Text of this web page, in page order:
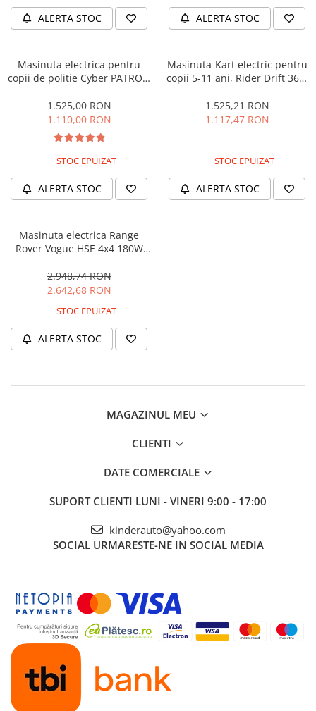
ALERTA STOC ALERTA STOC
Masinuta electrica pentru
copii de politie Cyber PATROL,
90W, 12V, Black & White
1.525,00 RON
1.110,00 RON
STOC EPUIZAT
ALERTA STOC
Masinuta-Kart electric pentru
copii 5-11 ani, Rider Drift 360,
1.525,21 RON
1.117,47 RON
STOC EPUIZAT
ALERTA STOC
Masinuta electrica Range
Rover Vogue HSE 4x4 180W
2.948,74 RON
2.642,68 RON
STOC EPUIZAT
ALERTA STOC
MAGAZINUL MEU
CLIENTI
DATE COMERCIALE
SUPORT CLIENTI LUNI - VINERI 9:00 - 17:00
kinderauto@yahoo.com
SOCIAL URMARESTE-NE IN SOCIAL MEDIA